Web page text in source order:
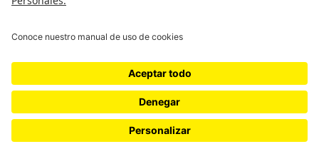
Ediciones especiales
Proyectos 070